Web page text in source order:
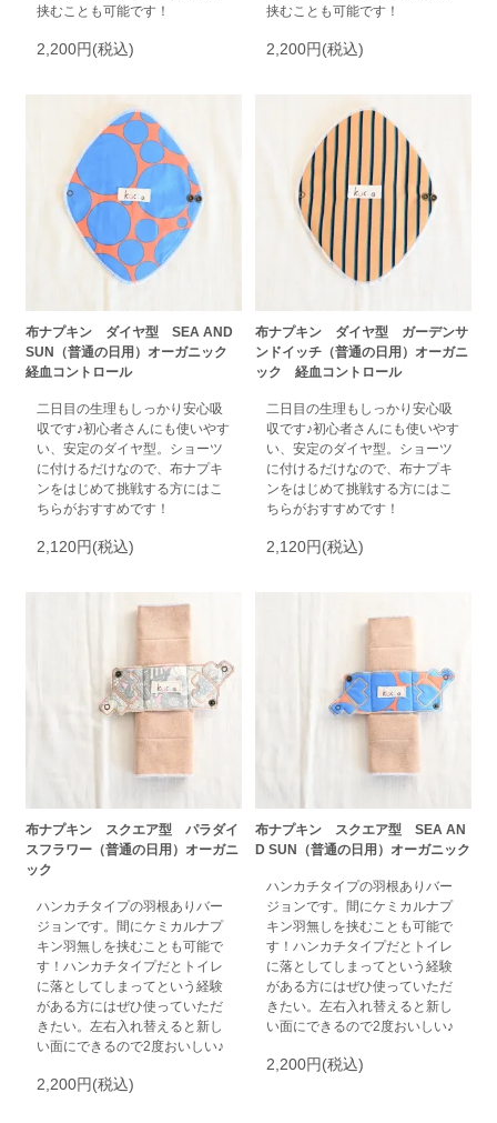
挟むことも可能です！
2,200円(税込)
挟むことも可能です！
2,200円(税込)
布ナプキン ダイヤ型 SEA AND
SUN（普通の日用）オーガニック
経血コントロール
二日目の生理もしっかり安心吸
収です♪初心者さんにも使いやす
い、安定のダイヤ型。ショーツ
に付けるだけなので、布ナプキ
ンをはじめて挑戦する方にはこ
ちらがおすすめです！
2,120円(税込)
布ナプキン ダイヤ型 ガーデンサ
ンドイッチ（普通の日用）オーガニ
ック 経血コントロール
二日目の生理もしっかり安心吸
収です♪初心者さんにも使いやす
い、安定のダイヤ型。ショーツ
に付けるだけなので、布ナプキ
ンをはじめて挑戦する方にはこ
ちらがおすすめです！
2,120円(税込)
布ナプキン スクエア型 パラダイ
スフラワー（普通の日用）オーガニ
ック
ハンカチタイプの羽根ありバー
ジョンです。間にケミカルナプ
キン羽無しを挟むことも可能で
す！ハンカチタイプだとトイレ
に落としてしまってという経験
がある方にはぜひ使っていただ
きたい。左右入れ替えると新し
い面にできるので2度おいしい♪
2,200円(税込)
布ナプキン スクエア型 SEA AN
D SUN（普通の日用）オーガニック
ハンカチタイプの羽根ありバー
ジョンです。間にケミカルナプ
キン羽無しを挟むことも可能で
す！ハンカチタイプだとトイレ
に落としてしまってという経験
がある方にはぜひ使っていただ
きたい。左右入れ替えると新し
い面にできるので2度おいしい♪
2,200円(税込)